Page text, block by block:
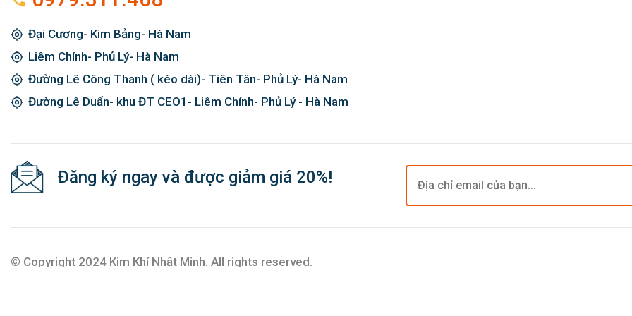
Đại Cương- Kim Bảng- Hà Nam
Liêm Chính- Phủ Lý- Hà Nam
Đường Lê Công Thanh ( kéo dài)- Tiên Tân- Phủ Lý- Hà Nam
Đường Lê Duẩn- khu ĐT CEO1- Liêm Chính- Phủ Lý - Hà Nam
Đăng ký ngay và được giảm giá 20%!
© Copyright 2024 Kim Khí Nhật Minh. All rights reserved.